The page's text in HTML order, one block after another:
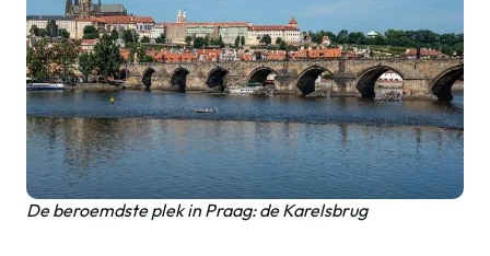
De beroemdste plek in Praag: de Karelsbrug